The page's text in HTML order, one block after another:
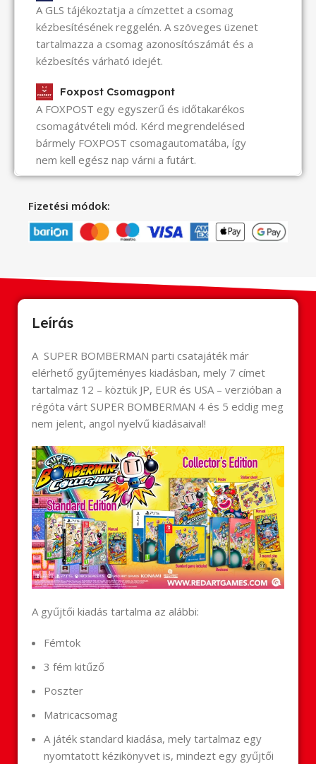
A GLS tájékoztatja a címzettet a csomag
kézbesítésének reggelén. A szöveges üzenet
tartalmazza a csomag azonosítószámát és a
kézbesítés várható idejét.
Foxpost Csomagpont
A FOXPOST egy egyszerű és időtakarékos
csomagátvételi mód. Kérd megrendelésed
bármely FOXPOST csomagautomatába, így
nem kell egész nap várni a futárt.
Fizetési módok:
Leírás
A SUPER BOMBERMAN parti csatajáték már
elérhető gyűjteményes kiadásban, mely 7 címet
tartalmaz 12 – köztük JP, EUR és USA – verzióban a
régóta várt SUPER BOMBERMAN 4 és 5 eddig meg
nem jelent, angol nyelvű kiadásaival!
A gyűjtői kiadás tartalma az alábbi:
Fémtok
3 fém kitűző
Poszter
Matricacsomag
A játék standard kiadása, mely tartalmaz egy
nyomtatott kézikönyvet is, mindezt egy gyűjtői